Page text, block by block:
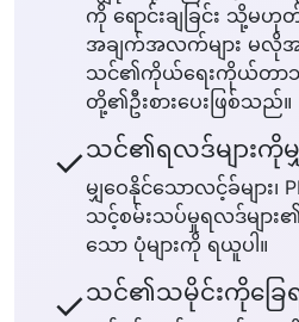
ကို ရောင်းချခြင်း သို့
အချက်အလက်များ မလိုအ
သင်၏ကိုယ်ရေးကိုယ်တာ
တို့၏ဦးစားပေးဖြစ်သည်။
✓သင်၏ရလဒ်များကိုမျှ
မျှဝေနိုင်သောလင့်ခ်များ၊
သင့်စမ်းသပ်မှုရလဒ်များ
သော ပုံများကို ရယူပါ။
✓သင်၏သမိုင်းကိုခြေရ